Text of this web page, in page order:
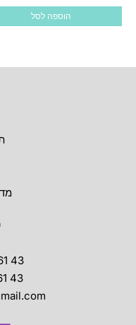
הוספה לסל
המחיר המקורי היה: 136 ₪. המחיר הנוכחי הוא: 119 ₪.
43
43